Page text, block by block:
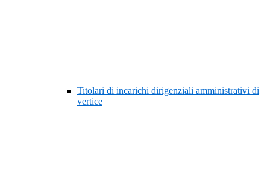
Titolari di incarichi dirigenziali amministrativi di
vertice